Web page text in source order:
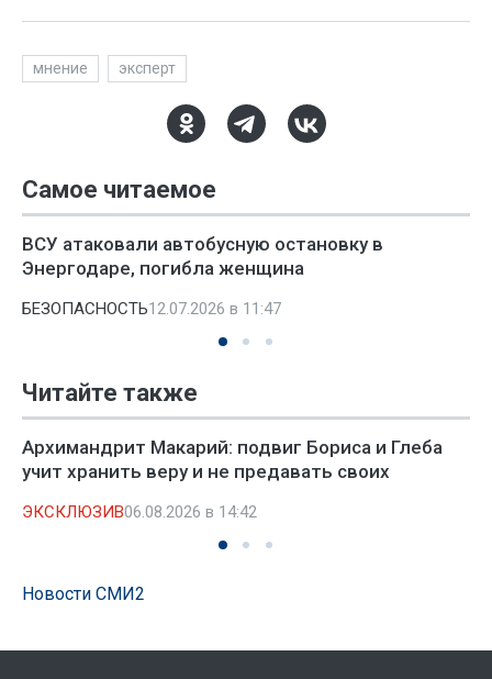
мнение эксперт
Самое читаемое
ВСУ атаковали автобусную остановку в
Энергодаре, погибла женщина
БЕЗОПАСНОСТЬ12.07.2026 в 11:47
Читайте также
Архимандрит Макарий: подвиг Бориса и Глеба
учит хранить веру и не предавать своих
ЭКСКЛЮЗИВ06.08.2026 в 14:42
Новости СМИ2